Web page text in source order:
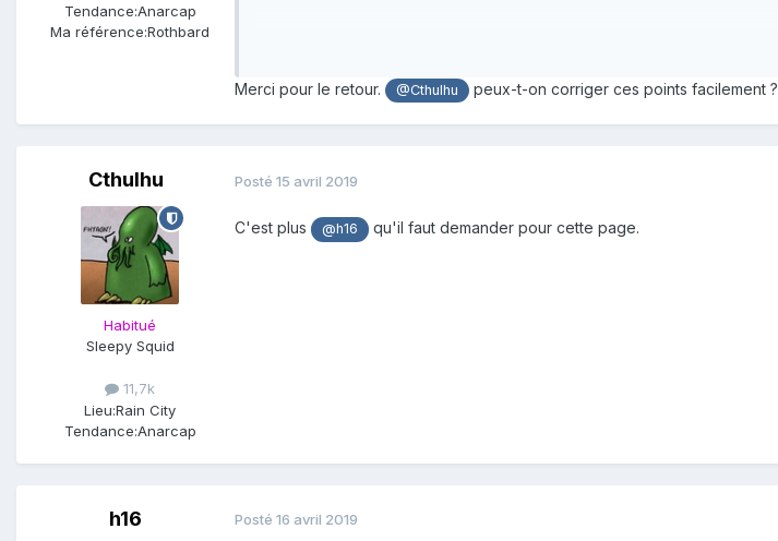
Tendance:Anarcap
Ma référence:Rothbard
Merci pour le retour. @Cthulhu peux-t-on corriger ces points facilement ?
Cthulhu
Habitué
Sleepy Squid
11,7k
Lieu:Rain City
Tendance:Anarcap
Posté 15 avril 2019
C'est plus @h16 qu'il faut demander pour cette page.
h16 Posté 16 avril 2019